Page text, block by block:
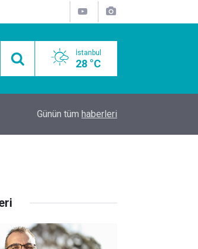
İstanbul
28 °C
Mobil Araçlarla Hayır Lokması Dağıtımının
Günün tüm haberleri